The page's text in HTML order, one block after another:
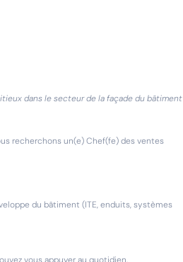
dans le secteur de la façade du bâtiment
recherchons un(e) Chef(fe) des ventes
du bâtiment (ITE, enduits, systèmes